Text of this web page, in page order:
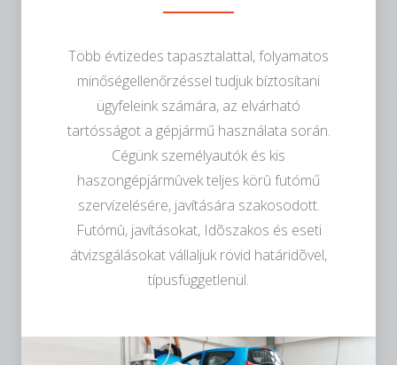
Több évtizedes tapasztalattal, folyamatos
minőségellenőrzéssel tudjuk bíztosítani
ügyfeleink számára, az elvárható
tartósságot a gépjármű használata során.
Cégünk személyautók és kis
haszongépjármûvek teljes körû futómű
szervízelésére, javítására szakosodott.
Futómû, javításokat, Idõszakos és eseti
átvizsgálásokat vállaljuk rövid határidõvel,
típusfüggetlenül.